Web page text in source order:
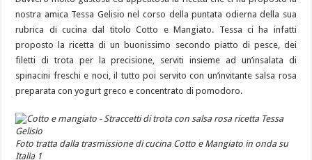
nostra amica Tessa Gelisio nel corso della puntata odierna della sua
rubrica di cucina dal titolo Cotto e Mangiato. Tessa ci ha infatti
proposto la ricetta di un buonissimo secondo piatto di pesce, dei
filetti di trota per la precisione, serviti insieme ad un’insalata di
spinacini freschi e noci, il tutto poi servito con un’invitante salsa rosa
preparata con yogurt greco e concentrato di pomodoro.
Foto tratta dalla trasmissione di cucina Cotto e Mangiato in onda su
Italia 1